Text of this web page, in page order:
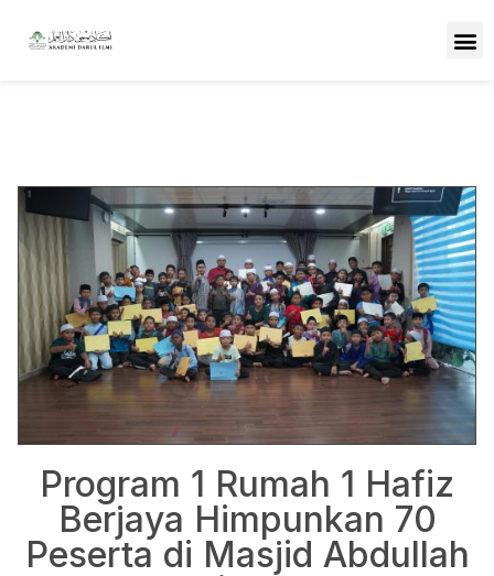
Program 1 Rumah 1 Hafiz
Berjaya Himpunkan 70
Peserta di Masjid Abdullah